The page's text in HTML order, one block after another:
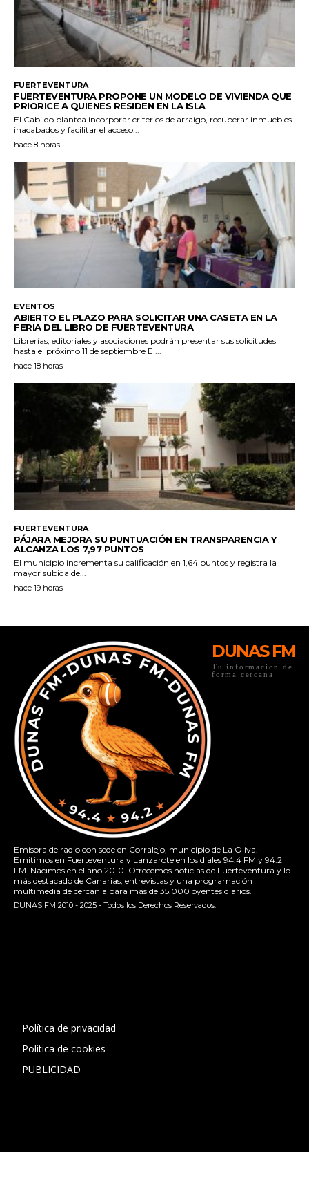
DUNAS FM
Tu informacion de
forma cercana
Emisora de radio con sede en Corralejo, municipio de La Oliva.
Emitimos en Fuerteventura y Lanzarote en los diales 94.4 FM y 94.2
FM. Nacimos en el año 2010. Ofrecemos noticias de Fuerteventura y lo
más destacado de Canarias, entrevistas y una programación
multimedia de cercanía para más de 35.000 oyentes diarios.
DUNAS FM 2010 - 2025 - Todos los Derechos Reservados.
Política de privacidad
Politica de cookies
PUBLICIDAD